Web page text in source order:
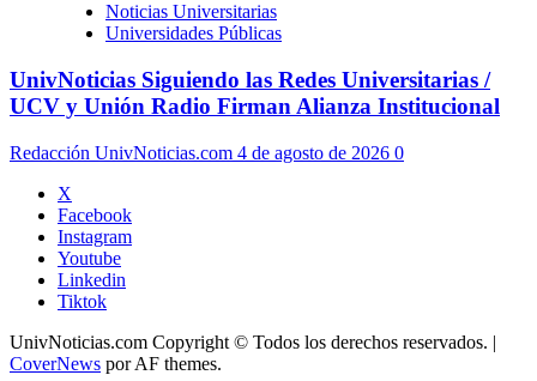
Noticias Universitarias
Universidades Públicas
UnivNoticias Siguiendo las Redes Universitarias /
UCV y Unión Radio Firman Alianza Institucional
Redacción UnivNoticias.com 4 de agosto de 2026 0
X
Facebook
Instagram
Youtube
Linkedin
Tiktok
UnivNoticias.com Copyright © Todos los derechos reservados. |
CoverNews por AF themes.